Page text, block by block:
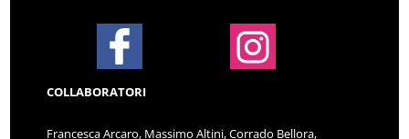
COLLABORATORI
Francesca Arcaro, Massimo Altini, Corrado Bellora,